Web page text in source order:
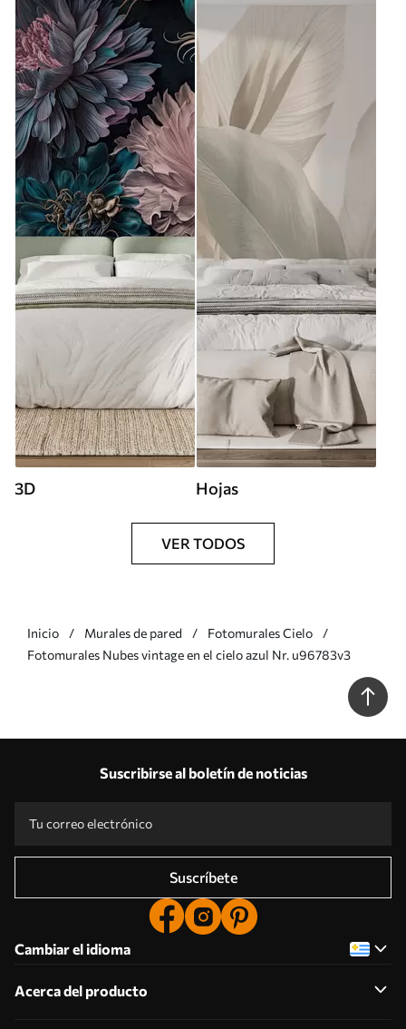
3D Hojas
VER TODOS
Inicio Murales de pared
Fotomurales Cielo
Fotomurales Nubes vintage en el cielo azul Nr. u96783v3
Suscribirse al boletín de noticias
Suscríbete
Cambiar el idioma
Acerca del producto